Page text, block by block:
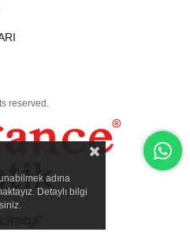
reserved.
adına
Detaylı bilgi